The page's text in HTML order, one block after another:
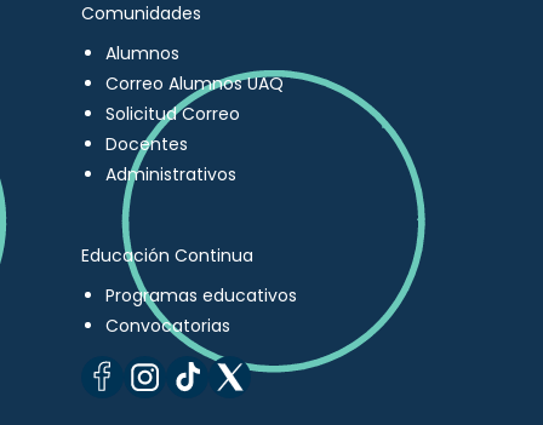
Comunidades
Alumnos
Correo Alumnos UAQ
Solicitud Correo
Docentes
Administrativos
Educación Continua
Programas educativos
Convocatorias